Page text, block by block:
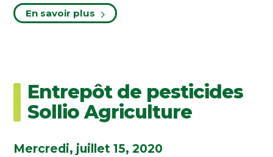
En savoir plus
Entrepôt de pesticides
Sollio Agriculture
Mercredi, juillet 15, 2020